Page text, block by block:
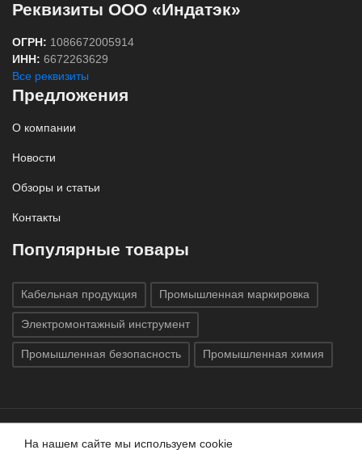
Реквизиты ООО «Индатэк»
ОГРН: 1086672005914
ИНН: 6672263629
Все реквизиты
Предложения
О компании
Новости
Обзоры и статьи
Контакты
Популярные товары
Кабельная продукция Промышленная маркировка
Электромонтажный инструмент
Промышленная безопасность Промышленная химия
На нашем сайте мы используем cookie